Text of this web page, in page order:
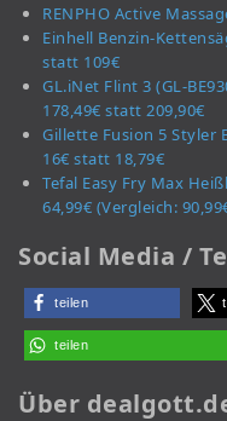
RENPHO Active
Einhell Benzin-
statt 109€
GL.iNet Flint 3 (GL-
178,49€ statt 209,90€
Gillette Fusion 5 Styler
16€ statt 18,79€
Tefal Easy Fry Max
64,99€ (Vergleich:
Social Media /
teilen
teilen
Über